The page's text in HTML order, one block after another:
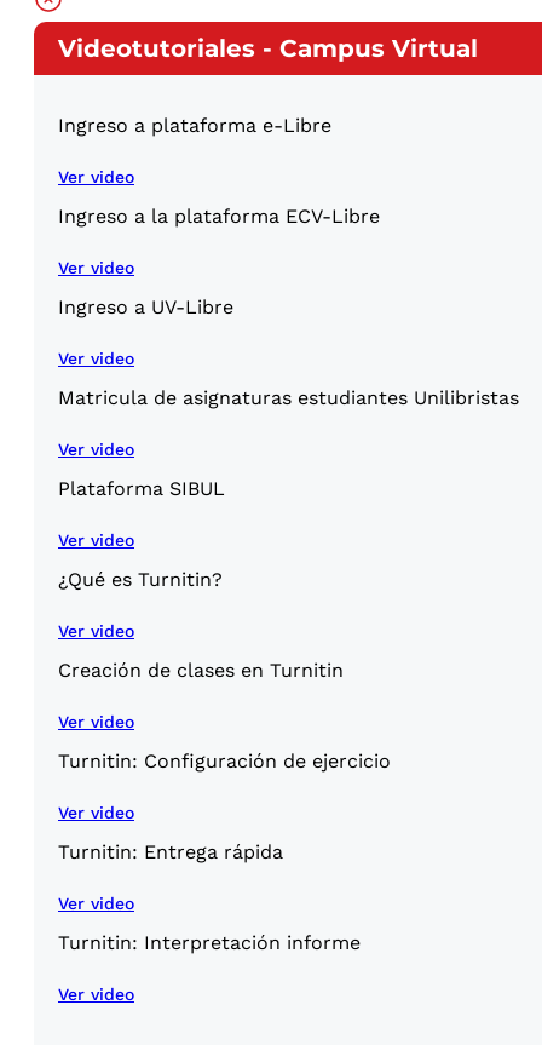
Videotutoriales - Campus Virtual
Ingreso a plataforma e-Libre
Ver video
Ingreso a la plataforma ECV-Libre
Ver video
Ingreso a UV-Libre
Ver video
Matricula de asignaturas estudiantes Unilibristas
Ver video
Plataforma SIBUL
Ver video
¿Qué es Turnitin?
Ver video
Creación de clases en Turnitin
Ver video
Turnitin: Configuración de ejercicio
Ver video
Turnitin: Entrega rápida
Ver video
Turnitin: Interpretación informe
Ver video